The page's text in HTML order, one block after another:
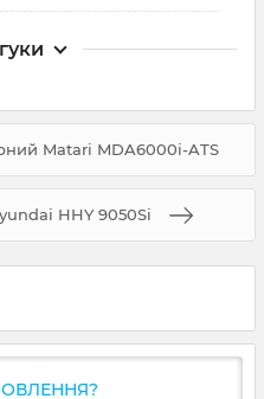
Matari MDA6000i-ATS
HHY 9050Si